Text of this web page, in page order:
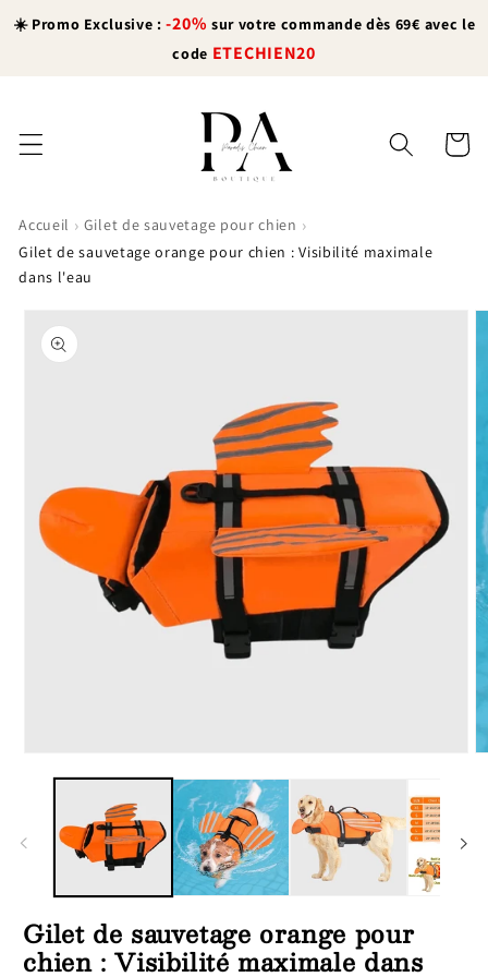
passer
☀️ Promo Exclusive :-20% sur votre commande dès 69€ avec le
code ETECHIEN20
Panier
Accueil › Gilet de sauvetage pour chien ›
Gilet de sauvetage orange pour chien : Visibilité maximale
dans l'eau
informations
produits
une
Gilet de sauvetage orange pour
chien : Visibilité maximale dans